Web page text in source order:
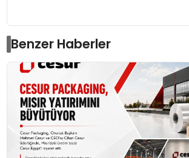
Benzer Haberler